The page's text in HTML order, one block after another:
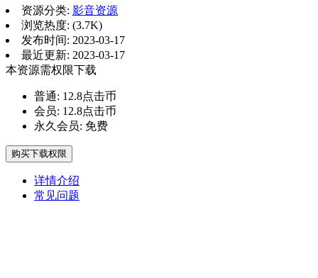
资源分类: 影音资源
浏览热度: (3.7K)
发布时间: 2023-03-17
最近更新: 2023-03-17
本资源需权限下载
普通: 12.8点击币
会员: 12.8点击币
永久会员: 免费
购买下载权限
详情介绍
常见问题